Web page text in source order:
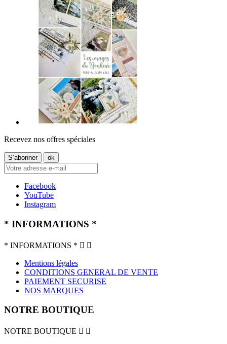
Recevez nos offres spéciales
Facebook
YouTube
Instagram
* INFORMATIONS *
* INFORMATIONS *  
Mentions légales
CONDITIONS GENERAL DE VENTE
PAIEMENT SECURISE
NOS MARQUES
NOTRE BOUTIQUE
NOTRE BOUTIQUE  